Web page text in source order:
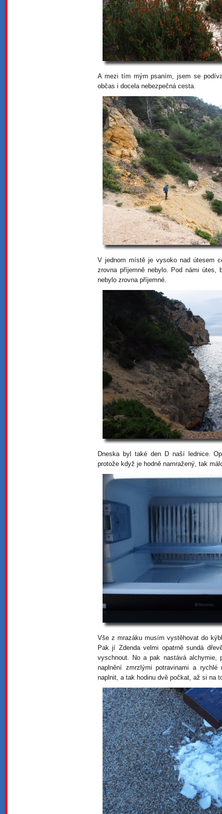
A mezi tím mým psaním, jsem se
občas i docela nebezpečná cesta.
V jednom místě je vysoko nad útesem
zrovna příjemně nebylo. Pod námi útes,
nebylo zrovna příjemné.
Dneska byl také den D naší lednice.
protože když je hodně namražený, tak
Vše z mrazáku musím vystěhovat do
Pak jí Zdenda velmi opatrně sundá
vyschnout. No a pak nastává alchymie,
naplnění zmrzlými potravinami a
naplnit, a tak hodinu dvě počkat, až si na